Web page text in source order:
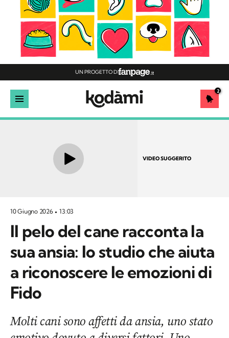
UN PROGETTO DI
2
VIDEO SUGGERITO
10 Giugno 2026 13:03
Il pelo del cane racconta la
sua ansia: lo studio che aiuta
a riconoscere le emozioni di
Fido
Molti cani sono affetti da ansia, uno stato